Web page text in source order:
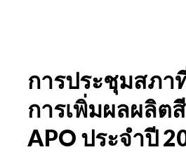
การประชุมสภา
การเพิ่มผลผลิต
APO ประจำปี